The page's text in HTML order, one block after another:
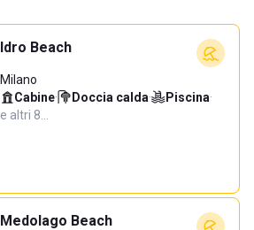
Idro Beach
Milano
Cabine· Doccia calda· Piscina·
e altri 8…
Medolago Beach